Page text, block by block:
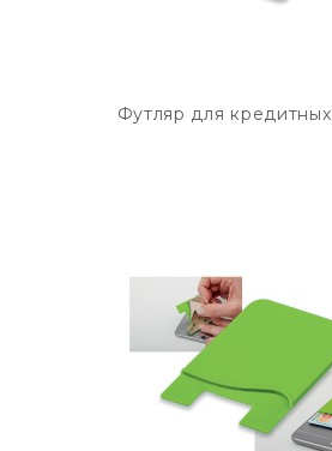
Футляр для